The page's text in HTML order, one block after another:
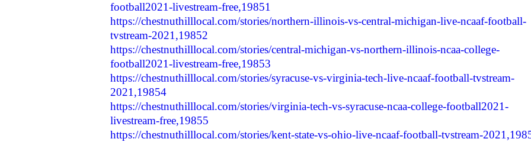
football2021-livestream-free,19851
https://chestnuthilllocal.com/stories/northern-illinois-vs-central-michigan-live-ncaaf-football-
tvstream-2021,19852
https://chestnuthilllocal.com/stories/central-michigan-vs-northern-illinois-ncaa-college-
football2021-livestream-free,19853
https://chestnuthilllocal.com/stories/syracuse-vs-virginia-tech-live-ncaaf-football-tvstream-
2021,19854
https://chestnuthilllocal.com/stories/virginia-tech-vs-syracuse-ncaa-college-football2021-
livestream-free,19855
https://chestnuthilllocal.com/stories/kent-state-vs-ohio-live-ncaaf-football-tvstream-